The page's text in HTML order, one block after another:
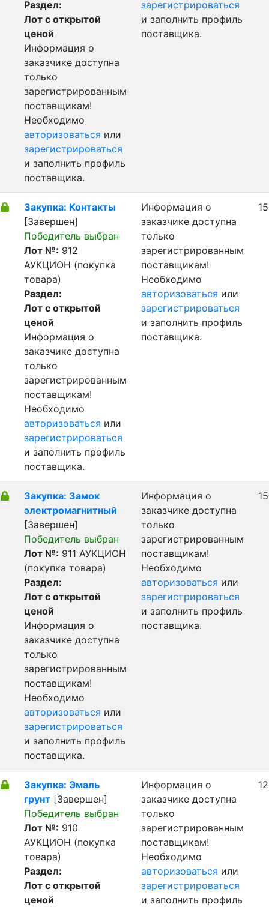
Раздел:
Лот с открытой
ценой
Информация о
заказчике доступна
только
зарегистрированным
поставщикам!
Необходимо
авторизоваться или
зарегистрироваться
и заполнить профиль
поставщика.
зарегистрироваться
и заполнить профиль
поставщика.
Закупка: Контакты
[Завершен]
Победитель выбран
Лот №: 912
АУКЦИОН (покупка
товара)
Раздел:
Лот с открытой
ценой
Информация о
заказчике доступна
только
зарегистрированным
поставщикам!
Необходимо
авторизоваться или
зарегистрироваться
и заполнить профиль
поставщика.
Информация о
заказчике доступна
только
зарегистрированным
поставщикам!
Необходимо
авторизоваться или
зарегистрироваться
и заполнить профиль
поставщика.
Закупка: Замок
электромагнитный
[Завершен]
Победитель выбран
Лот №: 911 АУКЦИОН
(покупка товара)
Раздел:
Лот с открытой
ценой
Информация о
заказчике доступна
только
зарегистрированным
поставщикам!
Необходимо
авторизоваться или
зарегистрироваться
и заполнить профиль
поставщика.
Информация о
заказчике доступна
только
зарегистрированным
поставщикам!
Необходимо
авторизоваться или
зарегистрироваться
и заполнить профиль
поставщика.
Закупка: Эмаль
грунт [Завершен]
Победитель выбран
Лот №: 910
АУКЦИОН (покупка
товара)
Раздел:
Лот с открытой
ценой
Информация о
заказчике доступна
только
зарегистрированным
поставщикам!
Необходимо
авторизоваться или
зарегистрироваться
и заполнить профиль